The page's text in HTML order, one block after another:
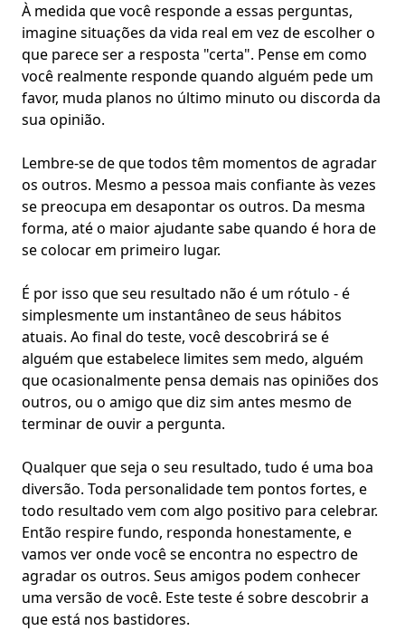
À medida que você responde a essas perguntas,
imagine situações da vida real em vez de escolher o
que parece ser a resposta "certa". Pense em como
você realmente respondequando alguém pede um
favor, muda planos no último minuto ou discorda da
sua opinião.
Lembre-se de que todos têm momentos deagradar
os outros. Mesmo a pessoa mais confiante às vezes
se preocupa em desapontar os outros. Da mesma
forma, até o maior ajudante sabe quando é hora de
se colocar em primeiro lugar.
É por isso que seu resultado não é um rótulo - é
simplesmente um instantâneo de seus hábitos
atuais. Ao final do teste, você descobrirá se é
alguém que estabelece limites sem medo, alguém
que ocasionalmente pensa demais nas opiniões dos
outros, ou o amigo que diz sim antes mesmo de
terminar de ouvir a pergunta.
Qualquer que seja o seu resultado, tudo é uma boa
diversão. Toda personalidade tem pontos fortes, e
todo resultado vem com algo positivo para celebrar.
Então respire fundo, responda honestamente, e
vamos ver onde você se encontra no espectro de
agradar os outros. Seus amigos podem conhecer
uma versão de você. Este teste é sobre descobrir a
que está nos bastidores.